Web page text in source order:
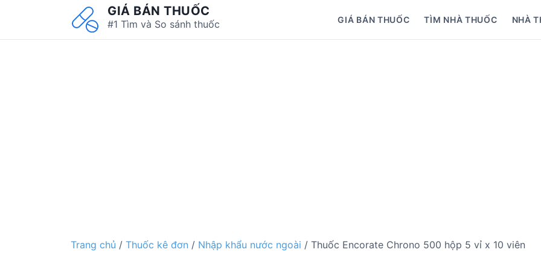
GIÁ BÁN THUỐC
#1 Tìm và So sánh thuốc GIÁ BÁN THUỐC TÌM NHÀ THUỐC NHÀ
Trang chủ / Thuốc kê đơn / Nhập khẩu nước ngoài / Thuốc Encorate Chrono 500 hộp 5 vỉ x 10 viên